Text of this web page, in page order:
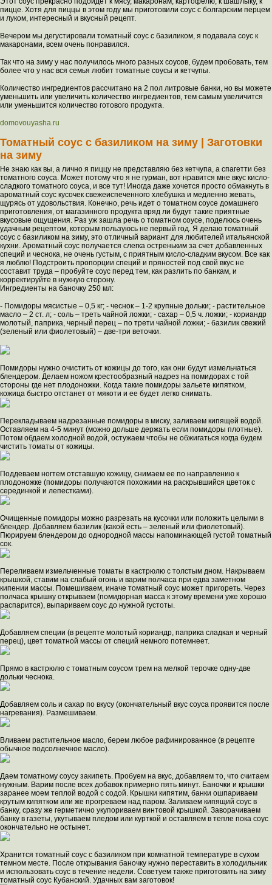
пицце. Хотя для пиццы в этом году мы приготовили соус с болгарским перцем
и луком, интересный и вкусный рецепт.
Вечером мы дегустировали томатный соус с базиликом, я подавала соус к
макаронами, всем очень понравился.
Так что на зиму у нас получилось много разных соусов, будем пробовать, тем
более что у нас вся семья любит томатные соусы и кетчупы.
Количество ингредиентов рассчитано на 2 пол литровые банки, но вы можете
уменьшить или увеличить количество ингредиентов, тем самым увеличится
или уменьшится количество готового продукта.
domovouyasha.ru
Томатный соус с базиликом на зиму | Заготовки
на зиму
Не знаю как вы, а лично я пиццу не представляю без кетчупа, а спагетти без
томатного соуса. Может потому что я не гурман, вот нравится мне вкус кисло-
сладкого томатного соуса, и все тут! Иногда даже хочется просто обмакнуть в
ароматный соус кусочек свежеиспеченного хлебушка и медленно жевать,
щурясь от удовольствия. Конечно, речь идет о томатном соусе домашнего
приготовления, от магазинного продукта вряд ли будут такие приятные
вкусовые ощущения. Раз уж зашла речь о томатном соусе, поделюсь очень
удачным рецептом, которым пользуюсь не первый год. Я делаю томатный
соус с базиликом на зиму, это отличный вариант для любителей итальянской
кухни. Ароматный соус получается слегка остреньким за счет добавленных
специй и чеснока, не очень густым, с приятным кисло-сладким вкусом. Все как
я люблю! Подстроить пропорции специй и пряностей под свой вкус не
составит труда – пробуйте соус перед тем, как разлить по банкам, и
корректируйте в нужную сторону.
Ингредиенты на баночку 250 мл:
- Помидоры мясистые – 0,5 кг; - чеснок – 1-2 крупные дольки; - растительное
масло – 2 ст. л; - соль – треть чайной ложки; - сахар – 0,5 ч. ложки; - кориандр
молотый, паприка, черный перец – по трети чайной ложки; - базилик свежий
(зеленый или фиолетовый) – две-три веточки.
Помидоры нужно очистить от кожицы до того, как они будут измельчаться
блендером. Делаем ножом крестообразный надрез на помидорах с той
стороны где нет плодоножки. Когда такие помидоры зальете кипятком,
кожица быстро отстанет от мякоти и ее будет легко снимать.
Перекладываем надрезанные помидоры в миску, заливаем кипящей водой.
Оставляем на 4-5 минут (можно дольше держать если помидоры плотные).
Потом обдаем холодной водой, остужаем чтобы не обжигаться когда будем
чистить томаты от кожицы.
Поддеваем ногтем отставшую кожицу, снимаем ее по направлению к
плодоножке (помидоры получаются похожими на раскрывшийся цветок с
серединкой и лепестками).
Очищенные помидоры можно разрезать на кусочки или положить целыми в
блендер. Добавляем базилик (какой есть – зеленый или фиолетовый).
Пюрируем блендером до однородной массы напоминающей густой томатный
сок.
Переливаем измельченные томаты в кастрюлю с толстым дном. Накрываем
крышкой, ставим на слабый огонь и варим полчаса при едва заметном
кипении массы. Помешиваем, иначе томатный соус может пригореть. Через
полчаса крышку открываем (помидорная масса к этому времени уже хорошо
распарится), выпариваем соус до нужной густоты.
Добавляем специи (в рецепте молотый кориандр, паприка сладкая и черный
перец), цвет томатной массы от специй немного потемнеет.
Прямо в кастрюлю с томатным соусом трем на мелкой терочке одну-две
дольки чеснока.
Добавляем соль и сахар по вкусу (окончательный вкус соуса проявится после
нагревания). Размешиваем.
Вливаем растительное масло, берем любое рафинированное (в рецепте
обычное подсолнечное масло).
Даем томатному соусу закипеть. Пробуем на вкус, добавляем то, что считаем
нужным. Варим после всех добавок примерно пять минут. Баночки и крышки
заранее моем теплой водой с содой. Крышки кипятим, банки ошпариваем
крутым кипятком или же прогреваем над паром. Заливаем кипящий соус в
банку, сразу же герметично укупориваем винтовой крышкой. Заворачиваем
банку в газеты, укутываем пледом или курткой и оставляем в тепле пока соус
окончательно не остынет.
Хранится томатный соус с базиликом при комнатной температуре в сухом
темном месте. После открывания баночку нужно переставить в холодильник
и использовать соус в течение недели. Советуем также приготовить на зиму
томатный соус Кубанский. Удачных вам заготовок!